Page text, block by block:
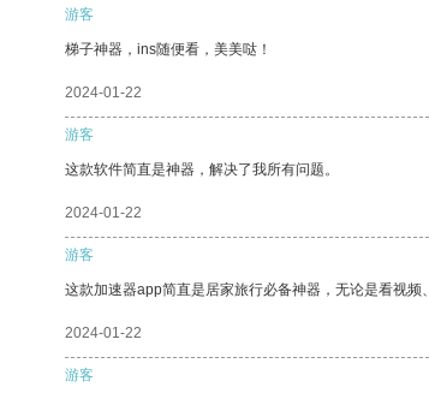
游客
梯子神器，ins随便看，美美哒！
2024-01-22
游客
这款软件简直是神器，解决了我所有问题。
2024-01-22
游客
这款加速器app简直是居家旅行必备神器，无论是看视频
2024-01-22
游客